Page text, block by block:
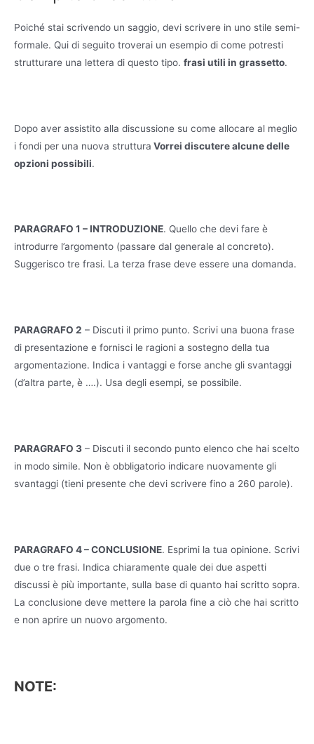
Poiché stai scrivendo un saggio, devi scrivere in uno stile semi-
formale. Qui di seguito troverai un esempio di come potresti
strutturare una lettera di questo tipo. frasi utili in grassetto.
Dopo aver assistito alla discussione su come allocare al meglio
i fondi per una nuova struttura Vorrei discutere alcune delle
opzioni possibili.
PARAGRAFO 1 – INTRODUZIONE. Quello che devi fare è
introdurre l’argomento (passare dal generale al concreto).
Suggerisco tre frasi. La terza frase deve essere una domanda.
PARAGRAFO 2 – Discuti il primo punto. Scrivi una buona frase
di presentazione e fornisci le ragioni a sostegno della tua
argomentazione. Indica i vantaggi e forse anche gli svantaggi
(d’altra parte, è ….). Usa degli esempi, se possibile.
PARAGRAFO 3 – Discuti il secondo punto elenco che hai scelto
in modo simile. Non è obbligatorio indicare nuovamente gli
svantaggi (tieni presente che devi scrivere fino a 260 parole).
PARAGRAFO 4 – CONCLUSIONE. Esprimi la tua opinione. Scrivi
due o tre frasi. Indica chiaramente quale dei due aspetti
discussi è più importante, sulla base di quanto hai scritto sopra.
La conclusione deve mettere la parola fine a ciò che hai scritto
e non aprire un nuovo argomento.
NOTE: